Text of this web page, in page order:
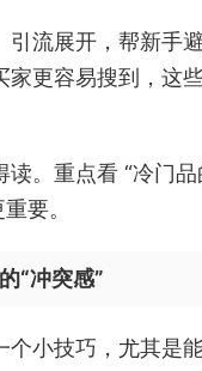
流展开，帮新手
更容易搜到，这
。重点看 “冷门
要。
“冲突感”
小技巧，尤其是